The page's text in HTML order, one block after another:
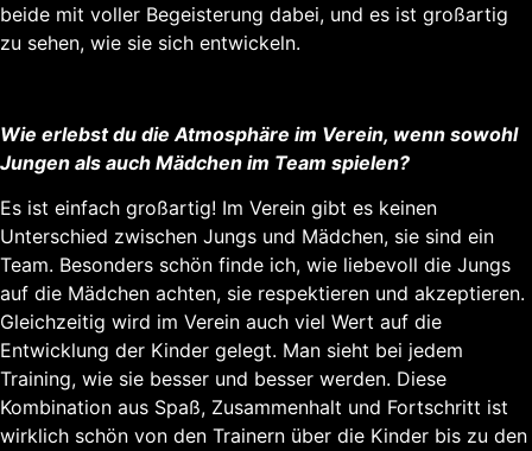
beide mit voller Begeisterung dabei, und es ist großartig
zu sehen, wie sie sich entwickeln.
Wie erlebst du die Atmosphäre im Verein, wenn sowohl
Jungen als auch Mädchen im Team spielen?
Es ist einfach großartig! Im Verein gibt es keinen
Unterschied zwischen Jungs und Mädchen, sie sind ein
Team. Besonders schön finde ich, wie liebevoll die Jungs
auf die Mädchen achten, sie respektieren und akzeptieren.
Gleichzeitig wird im Verein auch viel Wert auf die
Entwicklung der Kinder gelegt. Man sieht bei jedem
Training, wie sie besser und besser werden. Diese
Kombination aus Spaß, Zusammenhalt und Fortschritt ist
wirklich schön von den Trainern über die Kinder bis zu den